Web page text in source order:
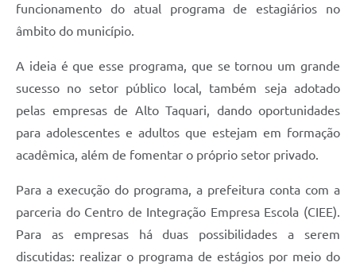
funcionamento do atual programa de estagiários no
âmbito do município.
A ideia é que esse programa, que se tornou um grande
sucesso no setor público local, também seja adotado
pelas empresas de Alto Taquari, dando oportunidades
para adolescentes e adultos que estejam em formação
acadêmica, além de fomentar o próprio setor privado.
Para a execução do programa, a prefeitura conta com a
parceria do Centro de Integração Empresa Escola (CIEE).
Para as empresas há duas possibilidades a serem
discutidas: realizar o programa de estágios por meio do